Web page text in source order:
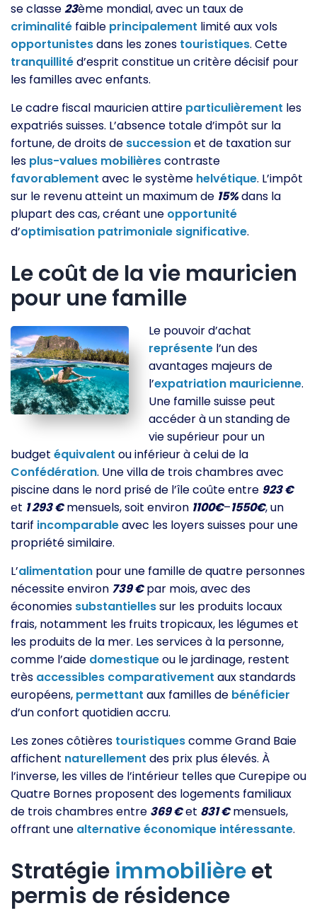
se classe23ème mondial, avec un taux de
criminalité faible principalement limité aux vols
opportunistesdans les zones touristiques. Cette
tranquillitéd’esprit constitue un critère décisif pour
les familles avec enfants.
Le cadre fiscal mauricien attire particulièrement les
expatriés suisses. L’absence totale d’impôt sur la
fortune, de droits de successionet de taxation sur
les plus-values mobilièrescontraste
favorablement avec le système helvétique. L’impôt
sur le revenu atteint un maximum de 15%dans la
plupart des cas, créant une opportunité
d’optimisation patrimoniale significative.
Le coût de la vie mauricien
pour une famille
Le pouvoir d’achat
représente l’un des
avantages majeurs de
l’expatriation mauricienne.
Une famille suisse peut
accéder à un standing de
vie supérieur pour un
budget équivalent ou inférieur à celui de la
Confédération. Une villa de trois chambres avec
piscine dans le nord prisé de l’île coûte entre 923 €
et 1 293 €mensuels, soit environ 1100€–1550€, un
tarif incomparableavec les loyers suisses pour une
propriété similaire.
L’alimentation pour une famille de quatre personnes
nécessite environ 739 €par mois, avec des
économies substantiellessur les produits locaux
frais, notamment les fruits tropicaux, les légumes et
les produits de la mer. Les services à la personne,
comme l’aide domestiqueou le jardinage, restent
très accessibles comparativement aux standards
européens, permettant aux familles de bénéficier
d’un confort quotidien accru.
Les zones côtières touristiquescomme Grand Baie
affichent naturellement des prix plus élevés. À
l’inverse, les villes de l’intérieur telles que Curepipe ou
Quatre Bornes proposent des logements familiaux
de trois chambres entre 369 €et 831 €mensuels,
offrant une alternativeéconomique intéressante.
Stratégie immobilièreet
permis de résidence